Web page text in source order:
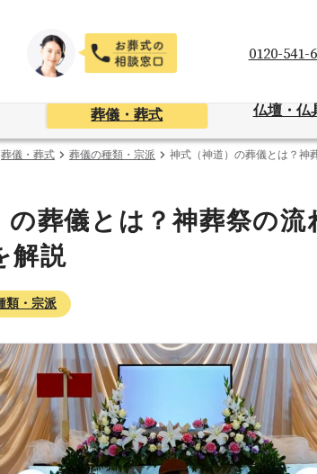
0120-541-
葬儀・葬式 仏壇・仏
葬儀・葬式 葬儀の種類・宗派 神式（神道）の葬儀とは？神
の葬儀とは？神葬祭の
解説
類・宗派